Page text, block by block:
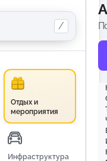
/
Отдых и
мероприятия
Инфраструктура